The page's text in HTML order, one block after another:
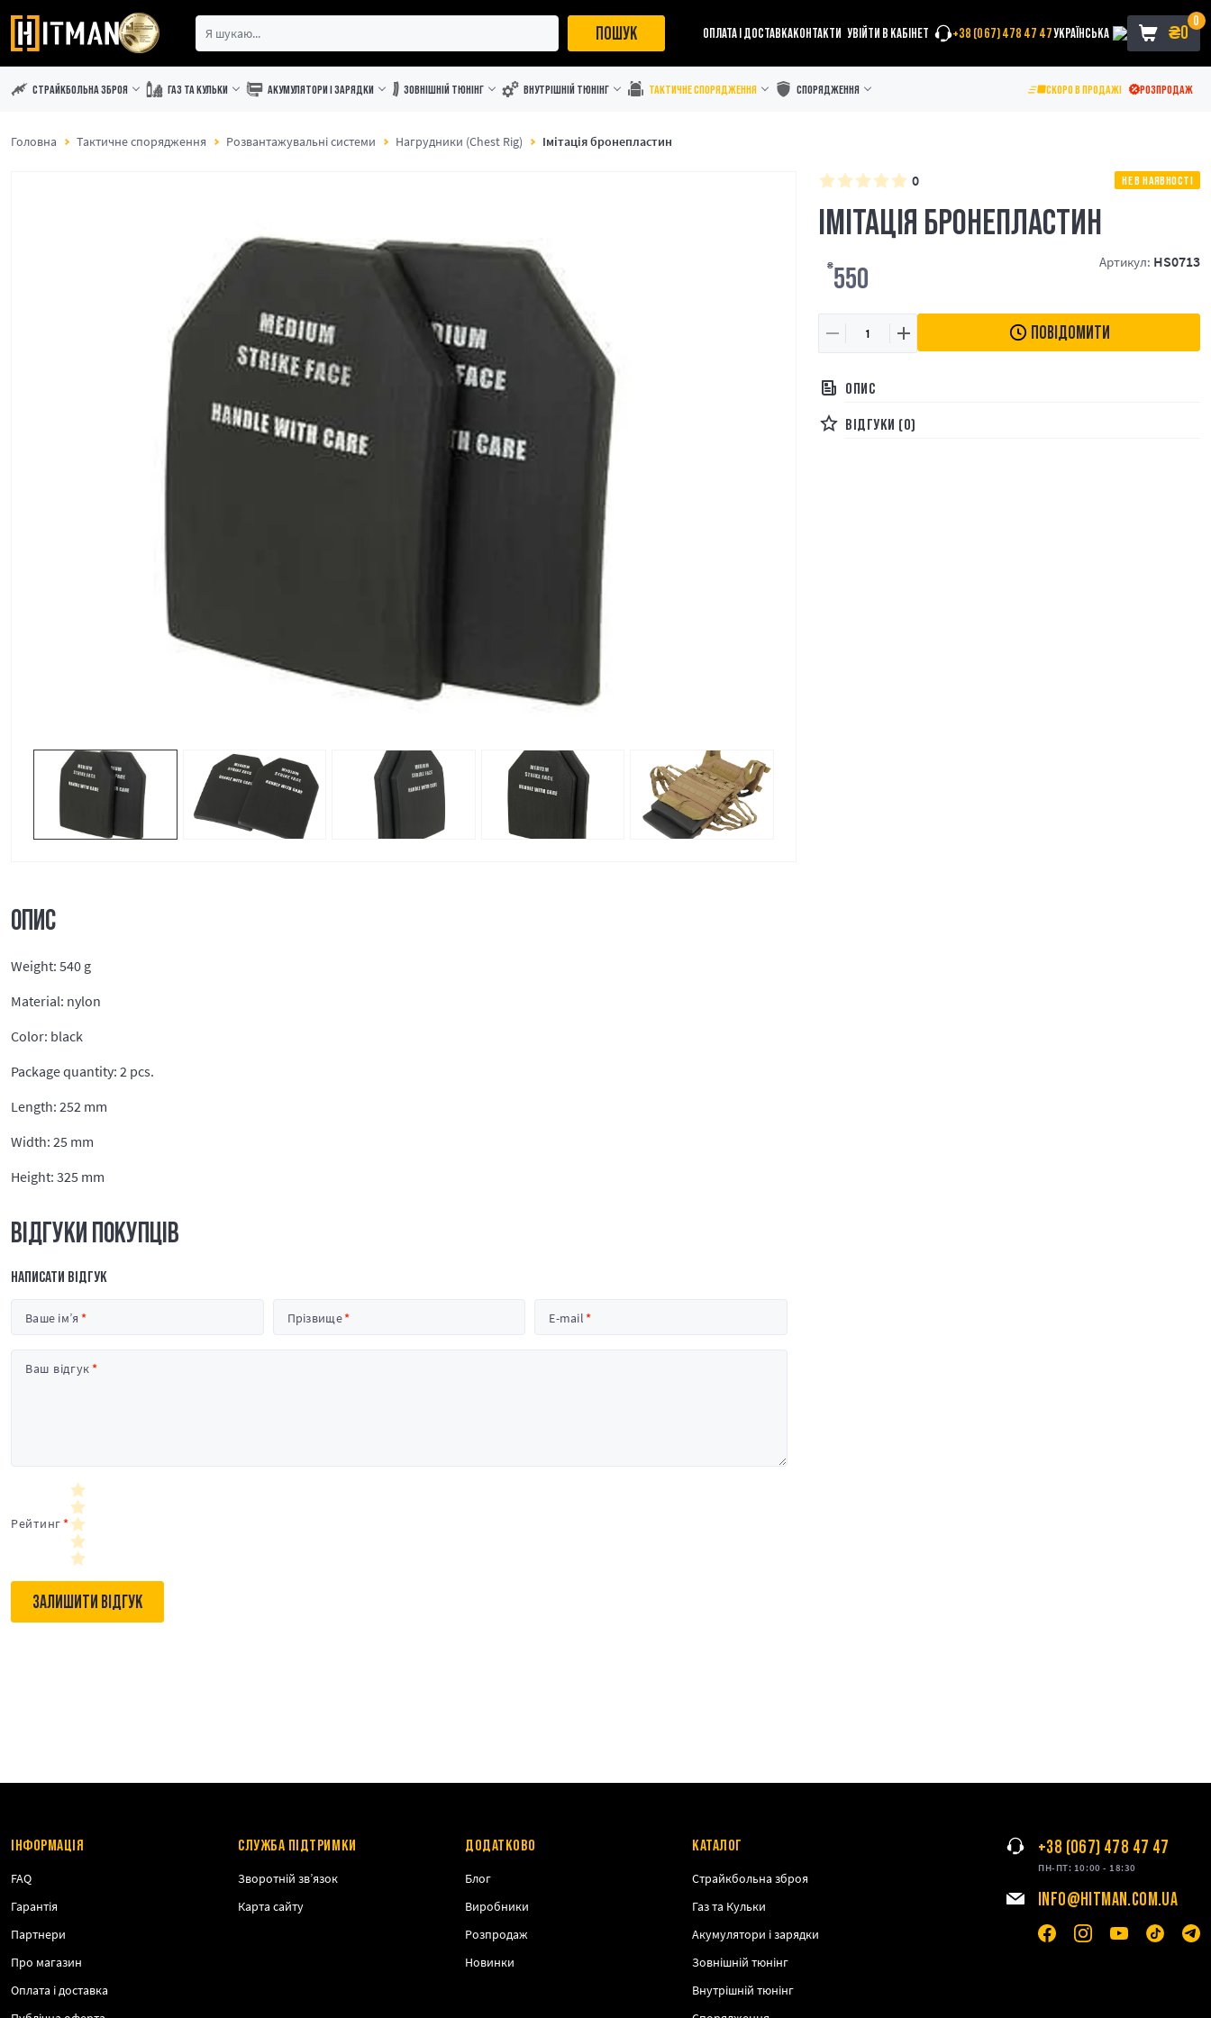
ПОШУК ОПЛАТА І ДОСТАВКАКОНТАКТИ УВІЙТИ В КАБІНЕТ +38 (067) 478 47 47УКРАЇНСЬКА
0
₴0
СТРАЙКБОЛЬНА ЗБРОЯ ГАЗ ТА КУЛЬКИ АКУМУЛЯТОРИ І ЗАРЯДКИ ЗОВНІШНІЙ ТЮНІНГ ВНУТРІШНІЙ ТЮНІНГ ТАКТИЧНЕ СПОРЯДЖЕННЯ СПОРЯДЖЕННЯ СКОРО В ПРОДАЖІ РОЗПРОДАЖ
Головна Тактичне спорядження Розвантажувальні системи Нагрудники (Chest Rig) Імітація бронепластин
0 НЕ В НАЯВНОСТІ
ІМІТАЦІЯ БРОНЕПЛАСТИН
₴550 Артикул: HS0713
ПОВІДОМИТИ
ОПИС
ВІДГУКИ (0)
ОПИС
Weight: 540 g
Material: nylon
Color: black
Package quantity: 2 pcs.
Length: 252 mm
Width: 25 mm
Height: 325 mm
ВІДГУКИ ПОКУПЦІВ
НАПИСАТИ ВІДГУК
Ваше ім’я Прізвище E-mail
Ваш відгук
Рейтинг
ЗАЛИШИТИ ВІДГУК
ІНФОРМАЦІЯ
FAQ
Гарантія
Партнери
Про магазин
Оплата і доставка
СЛУЖБА ПІДТРИМКИ
Зворотній зв’язок
Карта сайту
ДОДАТКОВО
Блог
Виробники
Розпродаж
Новинки
КАТАЛОГ
Страйкбольна зброя
Газ та Кульки
Акумулятори і зарядки
Зовнішній тюнінг
Внутрішній тюнінг
+38 (067) 478 47 47
ПН-ПТ: 10:00 - 18:30
INFO@HITMAN.COM.UA